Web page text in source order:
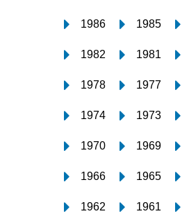
1986 1985
1982 1981
1978 1977
1974 1973
1970 1969
1966 1965
1962 1961